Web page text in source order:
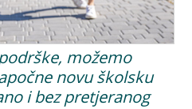
možemo
novu školsku
i bez pretjeranog